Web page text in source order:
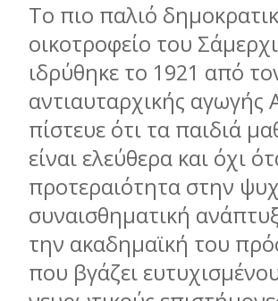
Το πιο παλιό
οικοτροφείο του
ιδρύθηκε το 1921 από
αντιαυταρχικής αγωγής
πίστευε ότι τα παιδιά
είναι ελεύθερα και όχι
προτεραιότητα στην
συναισθηµατική
την ακαδηµαϊκή του
που βγάζει